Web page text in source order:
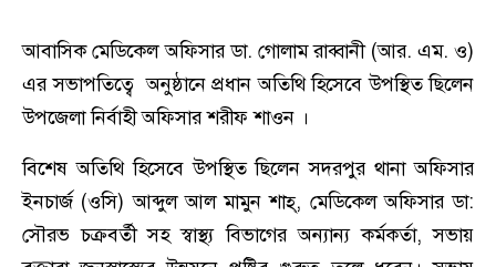
আবাসিক মেডিকেল অফিসার ডা. গোলাম রাব্বানী (আর. এম. ও)
এর সভাপতিত্বে অনুষ্ঠানে প্রধান অতিথি হিসেবে উপস্থিত ছিলেন
উপজেলা নির্বাহী অফিসার শরীফ শাওন ।
বিশেষ অতিথি হিসেবে উপস্থিত ছিলেন সদরপুর থানা অফিসার
ইনচার্জ (ওসি) আব্দুল আল মামুন শাহ্, মেডিকেল অফিসার ডা:
সৌরভ চক্রবর্তী সহ স্বাস্থ্য বিভাগের অন্যান্য কর্মকর্তা, সভায়